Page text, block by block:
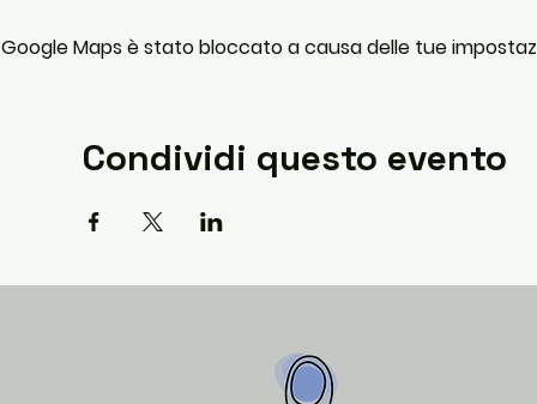
Google Maps è stato bloccato a causa delle tue
Condividi questo evento